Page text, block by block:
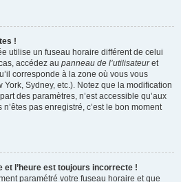
!
utilise un fuseau horaire différent de celui
accédez au panneau de l’utilisateuret
corresponde à la zone où vous vous
Sydney, etc.). Notez que la modification
des paramètres, n’est accessible qu’aux
pas enregistré, c’est le bon moment
et l’heure est toujours incorrecte !
paramétré votre fuseau horaire et que